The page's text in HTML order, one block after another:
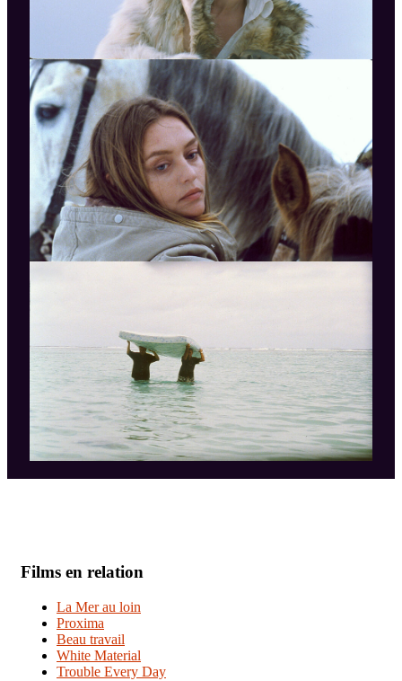
Films en relation
La Mer au loin
Proxima
Beau travail
White Material
Trouble Every Day